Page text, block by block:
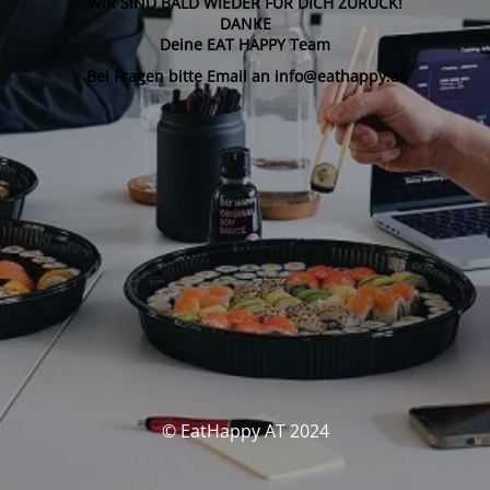
DANKE
Deine EAT HAPPY Team
Bei Fragen bitte Email an info@eathappy.at
© EatHappy AT 2024